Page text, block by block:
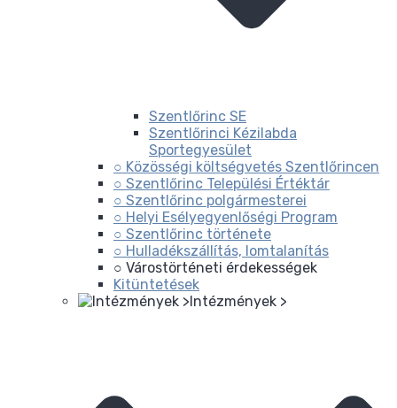
Szentlőrinc SE
Szentlőrinci Kézilabda
Sportegyesület
○ Közösségi költségvetés Szentlőrincen
○ Szentlőrinc Települési Értéktár
○ Szentlőrinc polgármesterei
○ Helyi Esélyegyenlőségi Program
○ Szentlőrinc története
○ Hulladékszállítás, lomtalanítás
○ Várostörténeti érdekességek
Kitüntetések
Intézmények >